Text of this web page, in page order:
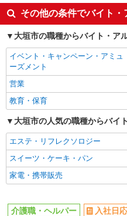
未経験歓迎
ボーナス・賞与あり
交通費支給
産休・育休取得実績あり
その他の条件でバイト
大垣市の職種からバイト・ア
イベント・キャンペーン・アミュ
ーズメント
営業
教育・保育
大垣市の人気の職種からバイ
エステ・リフレクソロジー
スイーツ・ケーキ・パン
家電・携帯販売
介護職・ヘルパー 入社日